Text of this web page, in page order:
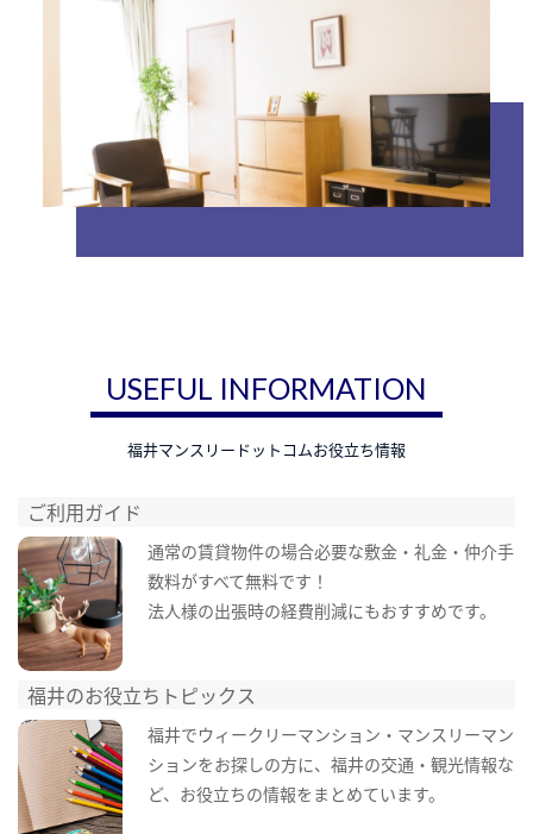
USEFUL INFORMATION
福井マンスリードットコムお役立ち情報
ご利用ガイド
通常の賃貸物件の場合必要な敷金・礼金・仲介手
数料がすべて無料です！
法人様の出張時の経費削減にもおすすめです。
福井のお役立ちトピックス
福井でウィークリーマンション・マンスリーマン
ションをお探しの方に、福井の交通・観光情報な
ど、お役立ちの情報をまとめています。